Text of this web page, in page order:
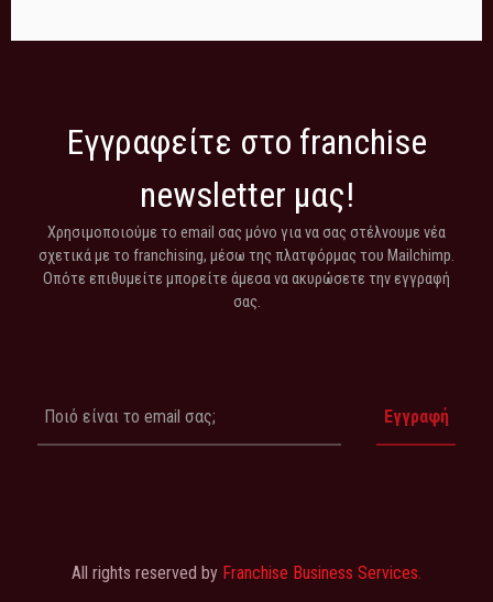
Εγγραφείτε στο franchise
newsletter μας!
Χρησιμοποιούμε το email σας μόνο για να σας στέλνουμε νέα
σχετικά με το franchising, μέσω της πλατφόρμας του Mailchimp.
Οπότε επιθυμείτε μπορείτε άμεσα να ακυρώσετε την εγγραφή
σας.
All rights reserved by Franchise Business Services.